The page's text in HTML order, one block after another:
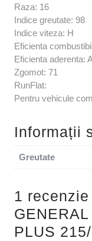
Raza: 16
Indice greutate: 98
Indice viteza: H
Eficienta
Eficienta aderenta:
Zgomot: 71
RunFlat:
Pentru vehicule
Informații
Greutate
1
PLUS